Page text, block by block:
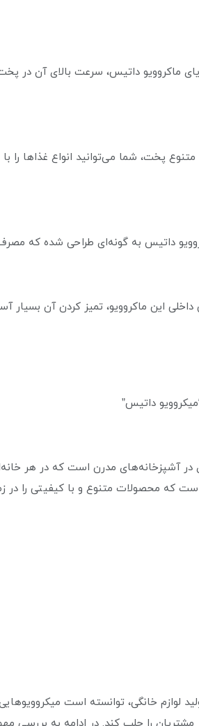
ماکروویو داتیس، سرعت بالای آن در
متنوع پخت، شما می‌توانید انواع غذاها
داتیس”
آشپزخانه‌های مدرن است که در هر
است که محصولات متنوع و با کیفیتی را در
لوازم خانگی، توانسته است